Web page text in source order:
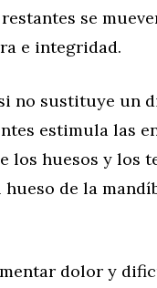
se
e integridad.
no sustituye un
estimula las
los huesos y los
de la
dolor y